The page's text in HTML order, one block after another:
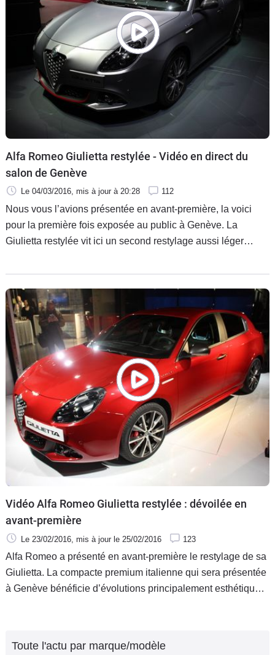
Alfa Romeo Giulietta restylée - Vidéo en direct du
salon de Genève
Le 04/03/2016, mis à jour à 20:28 112
Nous vous l’avions présentée en avant-première, la voici
pour la première fois exposée au public à Genève. La
Giulietta restylée vit ici un second restylage aussi léger
Vidéo Alfa Romeo Giulietta restylée : dévoilée en
avant-première
Le 23/02/2016 , mis à jour le 25/02/2016 123
Alfa Romeo a présenté en avant-première le restylage de sa
Giulietta. La compacte premium italienne qui sera présentée
à Genève bénéficie d’évolutions principalement esthétiques.
Toute l'actu par marque/modèle